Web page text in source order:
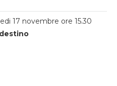
17 novembre ore 15.30